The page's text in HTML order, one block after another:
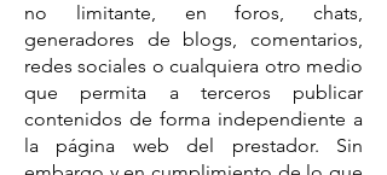
no limitante, en foros, chats,
generadores de blogs, comentarios,
redes sociales o cualquiera otro medio
que permita a terceros publicar
contenidos de forma independiente a
la página web del prestador. Sin